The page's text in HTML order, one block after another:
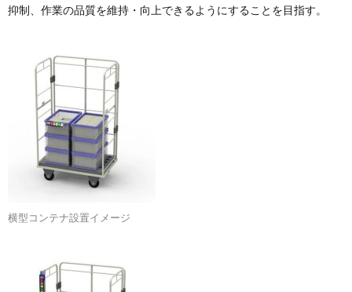
抑制、作業の品質を維持・向上できるようにすることを目指す。
横型コンテナ設置イメージ